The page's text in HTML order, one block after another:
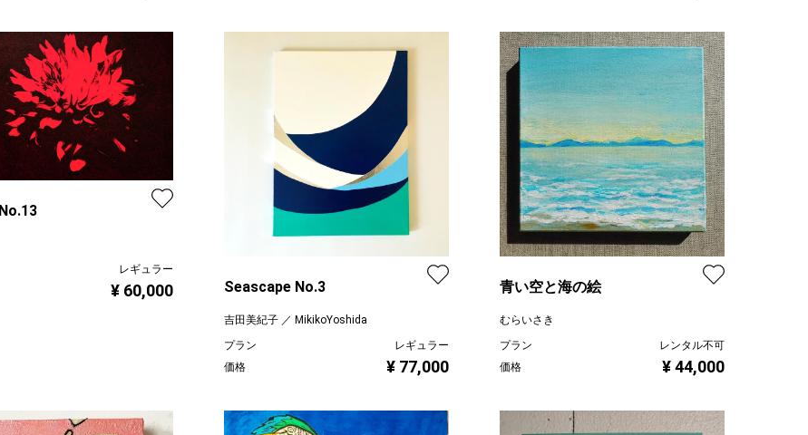
レギュラー
¥ 60,000 Seascape No.3
吉田美紀子 ／ MikikoYoshida
プラン
レギュラー
価格
¥ 77,000
青い空と海の絵
むらいさき
プラン
レンタル不可
価格
¥ 44,000